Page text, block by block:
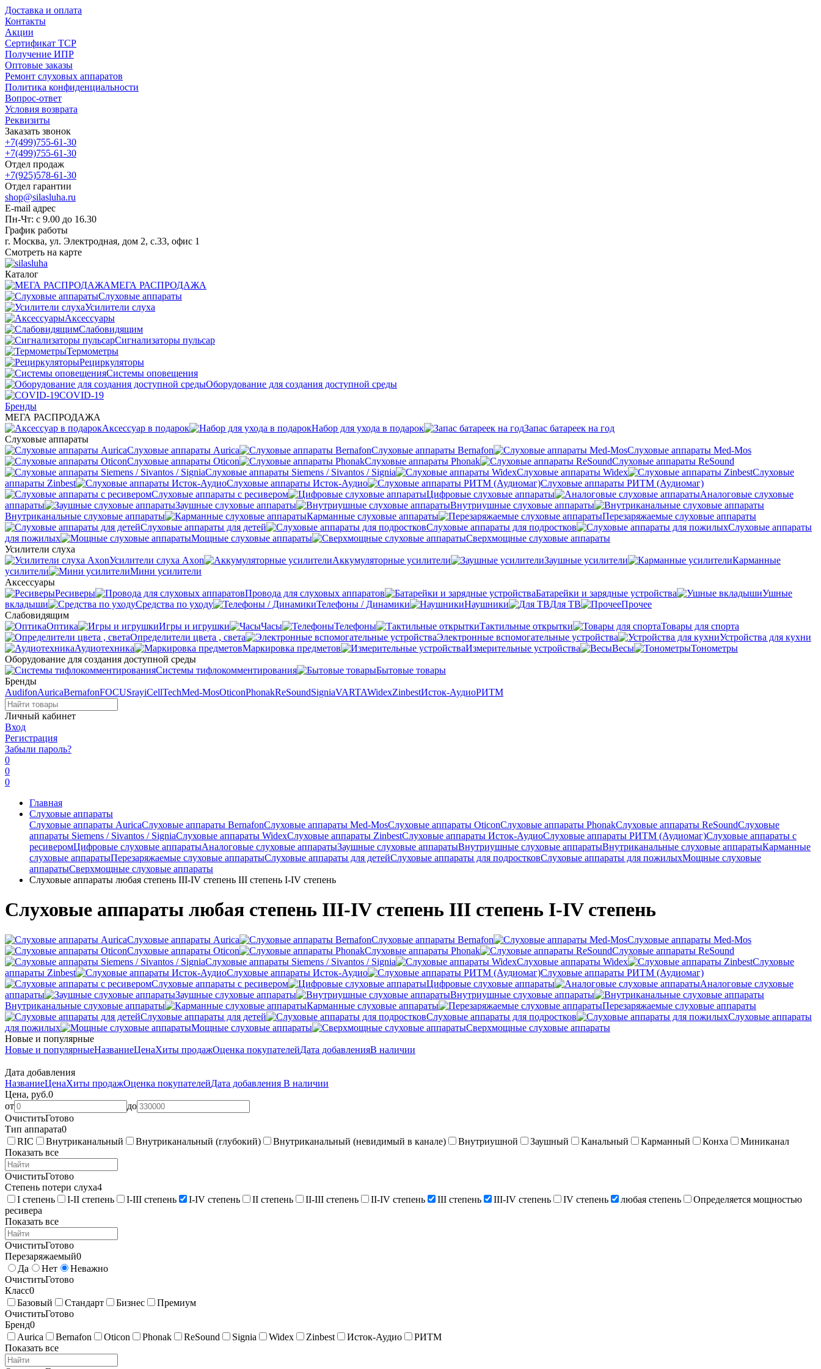
Доставка и оплата
Контакты
Акции
Сертификат ТСР
Получение ИПР
Оптовые заказы
Ремонт слуховых аппаратов
Политика конфиденциальности
Вопрос-ответ
Условия возврата
Реквизиты
Заказать звонок
+7(499)755-61-30
+7(499)755-61-30
Отдел продаж
+7(925)578-61-30
Отдел гарантии
shop@silasluha.ru
E-mail адрес
Пн-Чт: с 9.00 до 16.30
График работы
г. Москва, ул. Электродная, дом 2, с.33, офис 1
Смотреть на карте
Каталог
МЕГА РАСПРОДАЖА
Слуховые аппараты
Усилители слуха
Аксессуары
Слабовидящим
Сигнализаторы пульсар
Термометры
Рециркуляторы
Cистемы оповещения
Оборудование для создания доступной среды
COVID-19
Бренды
МЕГА РАСПРОДАЖА
Аксессуар в подарок
Набор для ухода в подарок
Запас батареек на год
Слуховые аппараты
Слуховые аппараты Aurica
Слуховые аппараты Bernafon
Слуховые аппараты Med-Mos
Слуховые аппараты Oticon
Слуховые аппараты Phonak
Слуховые аппараты ReSound
Слуховые аппараты Siemens / Sivantos / Signia
Слуховые аппараты Widex
Слуховые
аппараты Zinbest
Слуховые аппараты Исток-Аудио
Слуховые аппараты РИТМ (Аудиомаг)
Слуховые аппараты с ресивером
Цифровые слуховые аппараты
Аналоговые слуховые
аппараты
Заушные слуховые аппараты
Внутриушные слуховые аппараты
Внутриканальные слуховые аппараты
Карманные слуховые аппараты
Перезаряжаемые слуховые аппараты
Слуховые аппараты для детей
Слуховые аппараты для подростков
Слуховые аппараты
для пожилых
Мощные слуховые аппараты
Сверхмощные слуховые аппараты
Усилители слуха
Усилители слуха Axon
Аккумуляторные усилители Заушные усилители
Карманные
усилители
Мини усилители
Аксессуары
Ресиверы
Провода для слуховых аппаратов Батарейки и зарядные устройства
Ушные
вкладыши
Средства по уходу Телефоны / Динамики Наушники Для ТВ
Прочее
Слабовидящим
Оптика
Игры и игрушки Часы Телефоны Тактильные открытки
Товары для спорта
Определители цвета , света
Электронные вспомогательные устройства
Устройства для кухни
Аудиотехника
Маркировка предметов Измерительные устройства Весы
Тонометры
Оборудование для создания доступной среды
Системы тифлокомментирования
Бытовые товары
Бренды
AudifonAuricaBernafonFOCUSrayiCellTechMed-MosOticonPhonakReSoundSigniaVARTAWidexZinbestИсток-АудиоРИТМ
Личный кабинет
Вход
Регистрация
Забыли пароль?
0
0
0
Главная
Слуховые аппараты
Слуховые аппараты AuricaСлуховые аппараты BernafonСлуховые аппараты Med-MosСлуховые аппараты OticonСлуховые аппараты PhonakСлуховые аппараты ReSoundСлуховые
аппараты Siemens / Sivantos / SigniaСлуховые аппараты WidexСлуховые аппараты ZinbestСлуховые аппараты Исток-АудиоСлуховые аппараты РИТМ (Аудиомаг)Слуховые аппараты с
ресиверомЦифровые слуховые аппаратыАналоговые слуховые аппаратыЗаушные слуховые аппаратыВнутриушные слуховые аппаратыВнутриканальные слуховые аппаратыКарманные
слуховые аппаратыПерезаряжаемые слуховые аппаратыСлуховые аппараты для детейСлуховые аппараты для подростковСлуховые аппараты для пожилыхМощные слуховые
аппаратыСверхмощные слуховые аппараты
Слуховые аппараты любая степень III-IV степень III степень I-IV степень
Слуховые аппараты любая степень III-IV степень III степень I-IV степень
Слуховые аппараты Aurica Слуховые аппараты Bernafon
Слуховые аппараты Med-Mos
Слуховые аппараты Oticon
Слуховые аппараты Phonak
Слуховые аппараты ReSound
Слуховые аппараты Siemens / Sivantos / Signia
Слуховые аппараты Widex
Слуховые
аппараты Zinbest
Слуховые аппараты Исток-Аудио
Слуховые аппараты РИТМ (Аудиомаг)
Слуховые аппараты с ресивером
Цифровые слуховые аппараты
Аналоговые слуховые
аппараты
Заушные слуховые аппараты
Внутриушные слуховые аппараты
Внутриканальные слуховые аппараты
Карманные слуховые аппараты
Перезаряжаемые слуховые аппараты
Слуховые аппараты для детей
Слуховые аппараты для подростков
Слуховые аппараты
для пожилых
Мощные слуховые аппараты
Сверхмощные слуховые аппараты
Новые и популярные
Новые и популярныеНазваниеЦенаХиты продажОценка покупателейДата добавленияВ наличии
Дата добавления
НазваниеЦенаХиты продажОценка покупателейДата добавления В наличии
Цена, руб.0
от
до
ОчиститьГотово
Тип аппарата0
RIC
Внутриканальный Внутриканальный (глубокий) Внутриканальный (невидимый в канале) Внутриушной Заушный Канальный Карманный Конха
Миниканал
Показать все
ОчиститьГотово
Степень потери слуха4
I степень
I-II степень I-III степень I-IV степень II степень II-III степень II-IV степень III степень III-IV степень IV степень любая степень
Определяется мощностью
ресивера
Показать все
ОчиститьГотово
Перезаряжаемый0
Да
Нет
Неважно
ОчиститьГотово
Класс0
Базовый
Стандарт Бизнес
Премиум
ОчиститьГотово
Бренд0
Aurica
Bernafon Oticon Phonak ReSound Signia Widex Zinbest Исток-Аудио
РИТМ
Показать все